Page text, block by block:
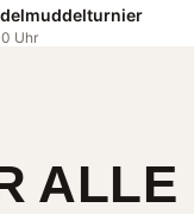
Uhr
ALLE